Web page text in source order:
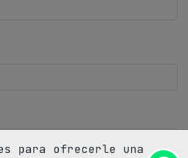
para ofrecerle una